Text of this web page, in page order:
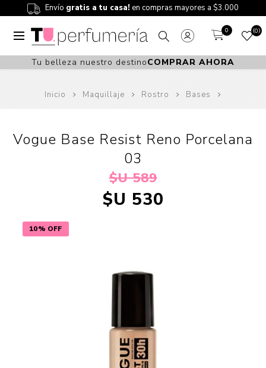
Envío gratis a tu casa! en compras mayores a $3.000
0 0
Tu belleza nuestro destinoCOMPRAR AHORA
Inicio Maquillaje Rostro Bases
10% OFF
Vogue Base Resist Reno Porcelana
03
$U 589
$U 530